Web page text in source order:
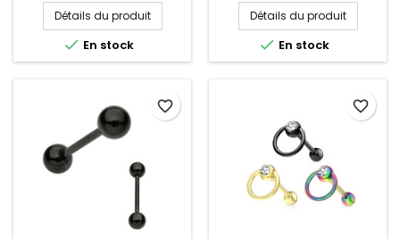
Détails du produit
 En stock
Détails du produit
 En stock
favorite_border favorite_border